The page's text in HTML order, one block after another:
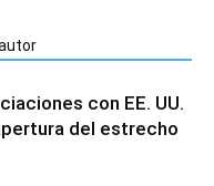
con EE. UU.
del estrecho